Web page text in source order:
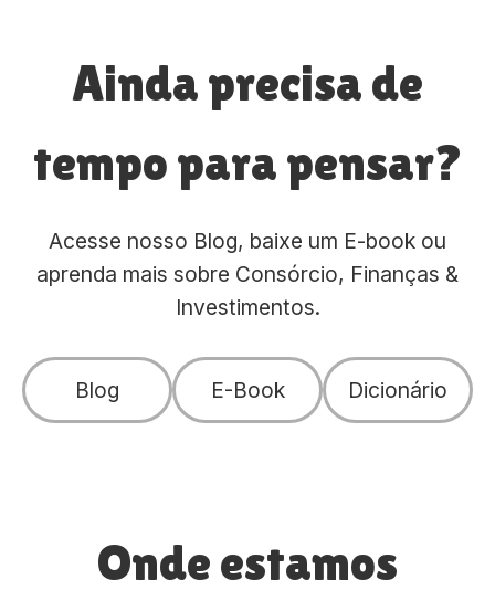
Ainda precisa de
tempo para pensar?
Acesse nosso Blog, baixe um E-book ou
aprenda mais sobre Consórcio, Finanças &
Investimentos.
Blog E-Book Dicionário
Onde estamos